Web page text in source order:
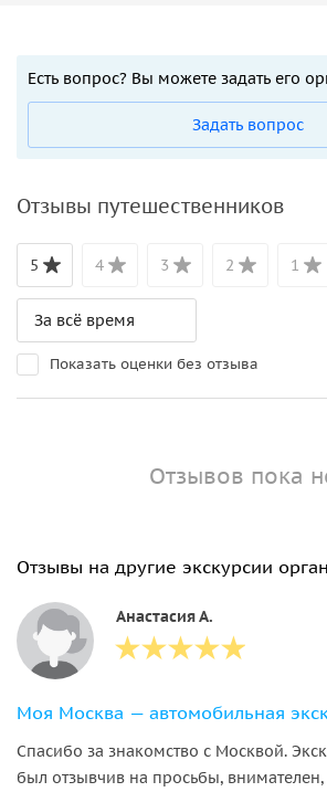
Есть вопрос? Вы можете задать его
Задать вопрос
Отзывы путешественников
5 4 3 2 1
Показать оценки без отзыва
Отзывов пока
Отзывы на другие экскурсии
Анастасия А.
Спасибо за знакомство с Москвой.
был отзывчив на просьбы,